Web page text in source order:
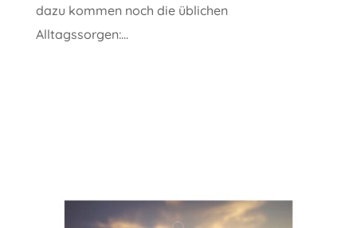
dazu kommen noch die üblichen
Alltagssorgen:...